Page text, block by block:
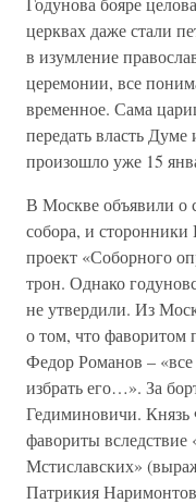
церквах даже стали
в изумление
церемонии, все
временное. Сама
передать власть Думе
произошло уже 15
В Москве объявили о
собора, и сторонники
проект «Соборного
трон. Однако
не утвердили. Из
о том, что фаворитом
Федор Романов –
избрать его…». За
Гедиминовичи.
фавориты вследствие
Мстиславских»
Патрикия